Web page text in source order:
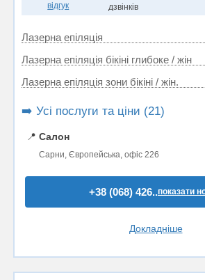
відгук
дзвінків
Лазерна епіляція
Лазерна епіляція бікіні глибоке / жін
Лазерна епіляція зони бікіні / жін.
➡️ Усі послуги та ціни (21)
📍 Салон
Сарни, Європейська, офіс 226
+38 (068) 426..показати
Докладніше